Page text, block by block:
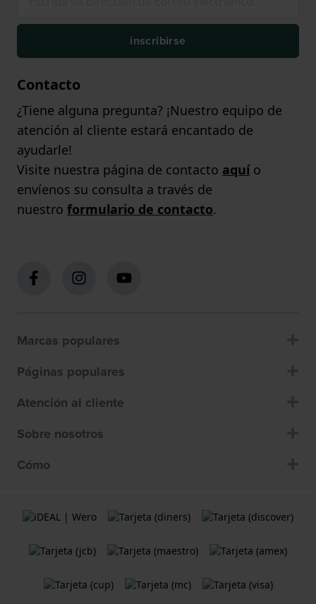
inscribirse
Contacto
¿Tiene alguna pregunta? ¡Nuestro equipo de
atención al cliente estará encantado de
ayudarle!
Visite nuestra página de contacto aquío
envíenos su consulta a través de
nuestro formulario de contacto.
Marcas populares
Páginas populares
Atención al cliente
Sobre nosotros
Cómo